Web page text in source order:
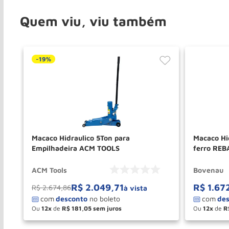
Quem viu, viu também
-19%
Macaco Hidraulico 5Ton para
Empilhadeira ACM TOOLS
ACM Tools
R$ 2.674,86R$ 2.049,71à vista
Ou 12 de R$ 181,05
＋
－ COMPRAR
Macaco
ferro
Bovenau
R$ 1.
Ou 12 de
－